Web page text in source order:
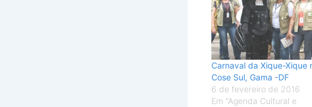
Carnaval da Xique-Xique
Cose Sul, Gama -DF
6 de fevereiro de 2016
Em "Agenda Cultural e